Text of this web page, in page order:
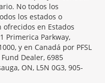
No todos los
los estados o
en Estados
Primerica Parkway,
y en Canadá por PFSL
Dealer, 6985
ON, L5N 0G3, 905-